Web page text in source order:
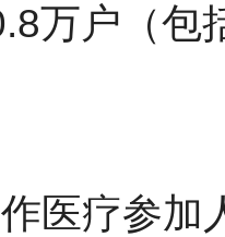
万户（包
医疗参加